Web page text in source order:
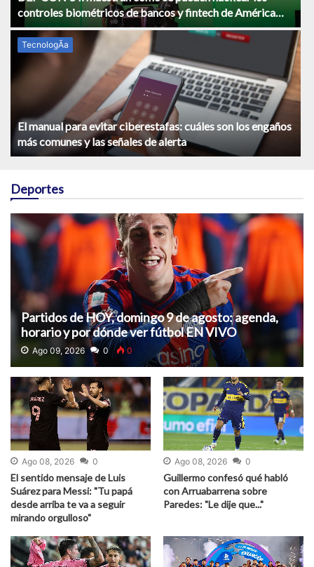
controles biométricos de bancos y fintech de América
Latina
TecnologÃ­a
El manual para evitar ciberestafas: cuáles son los engaños
más comunes y las señales de alerta
Deportes
Partidos de HOY, domingo 9 de agosto: agenda,
horario y por dónde ver fútbol EN VIVO
Ago 09, 2026 0 0
Ago 08, 2026 0
El sentido mensaje de Luis
Suárez para Messi: "Tu papá
desde arriba te va a seguir
mirando orgulloso"
Ago 08, 2026 0
Guillermo confesó qué habló
con Arruabarrena sobre
Paredes: "Le dije que..."